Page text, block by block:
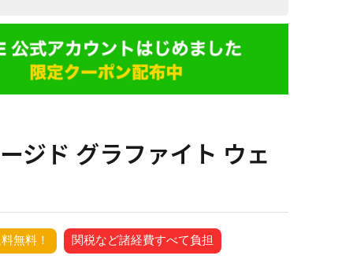
ジド グラファイト ウェ
無料！ 関税など諸経費すべて負担